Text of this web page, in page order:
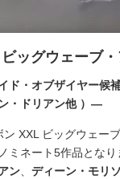
ッグウェーブ
ド・オブザイヤー候
・ドリアン他 ）—
XXL ビッグウェー
ミネート5作品となり
ン、 ディーン・モリ